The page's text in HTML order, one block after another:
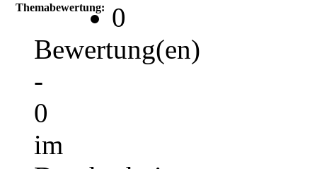
Themabewertung:
0
Bewertung(en)
-
0
im